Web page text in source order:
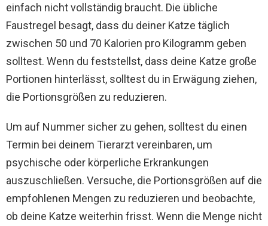
einfach nicht vollständig braucht. Die übliche
Faustregel besagt, dass du deiner Katze täglich
zwischen 50 und 70 Kalorien pro Kilogramm geben
solltest. Wenn du feststellst, dass deine Katze große
Portionen hinterlässt, solltest du in Erwägung ziehen,
die Portionsgrößen zu reduzieren.
Um auf Nummer sicher zu gehen, solltest du einen
Termin bei deinem Tierarzt vereinbaren, um
psychische oder körperliche Erkrankungen
auszuschließen. Versuche, die Portionsgrößen auf die
empfohlenen Mengen zu reduzieren und beobachte,
ob deine Katze weiterhin frisst. Wenn die Menge nicht